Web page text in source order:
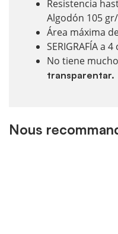
Resistencia
Algodón 105
Área máxima
SERIGRAFÍA a
No tiene
transparentar.
Nous